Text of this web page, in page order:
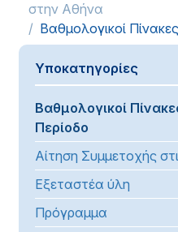
στην Αθήνα
Βαθμολογικοί
Υποκατηγορίες
Βαθμολογικοί
Περίοδο
Αίτηση Συμμετοχής
Εξεταστέα ύλη
Πρόγραμμα